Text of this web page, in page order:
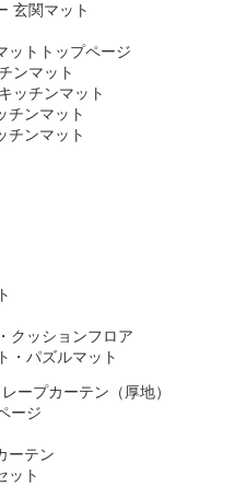
玄関マット
ットトップページ
ンマット
ッチンマット
チンマット
チンマット
クッションフロア
・パズルマット
レープカーテン（厚地）
ージ
ーテン
ット